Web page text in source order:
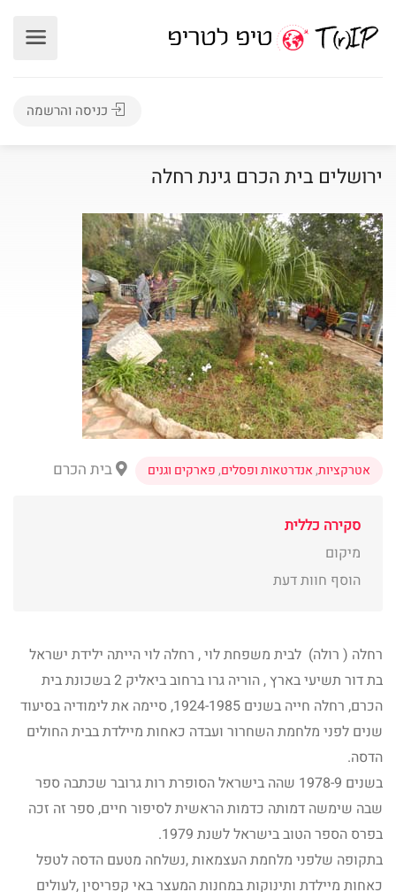
כניסה והרשמה
ירושלים בית הכרם גינת רחלה
אטרקציות,אנדרטאות ופסלים,פארקים וגנים בית הכרם
סקירה כללית
מיקום
הוסף חוות דעת
רחלה ( רולה) לבית משפחת לוי , רחלה לוי הייתה ילידת ישראל
בת דור תשיעי בארץ , הוריה גרו ברחוב ביאליק 2 בשכונת בית
הכרם, רחלה חייה בשנים 1924-1985, סיימה את לימודיה בסיעוד
שנים לפני מלחמת השחרור ועבדה כאחות מיילדת בבית החולים
הדסה.
בשנים 1978-9 שהה בישראל הסופרת רות גרובר שכתבה ספר
שבה שימשה דמותה כדמות הראשית לסיפור חיים, ספר זה זכה
בפרס הספר הטוב בישראל לשנת 1979.
בתקופה שלפני מלחמת העצמאות ,נשלחה מטעם הדסה לטפל
כאחות מיילדת ותינוקות במחנות המעצר באי קפריסין ,לעולים